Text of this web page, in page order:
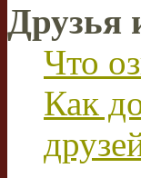
Друзья
Что
Как